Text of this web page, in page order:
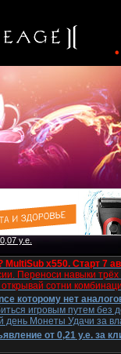
у.е.
x550. Старт 7
Переноси навыки трёх
сотни
которому нет
игровым путем без
день Монеты Удачи за
от 0,21 у.е. за